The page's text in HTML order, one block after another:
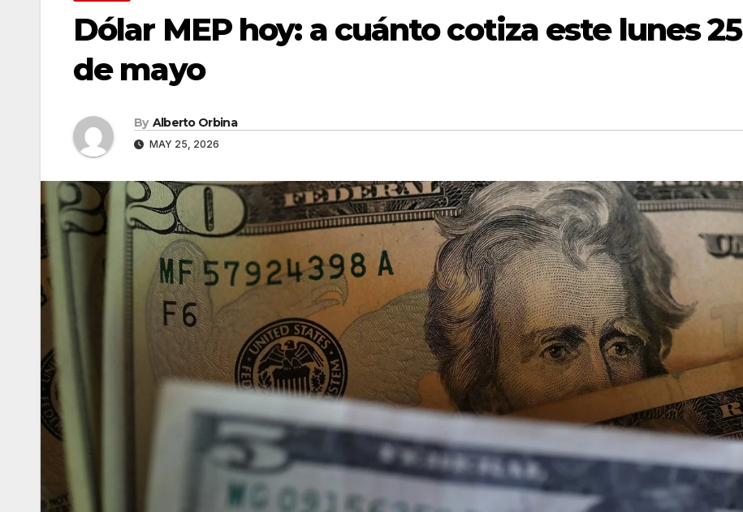
Dólar MEP hoy: a cuánto cotiza este lunes 25
de mayo
By Alberto Orbina
MAY 25, 2026